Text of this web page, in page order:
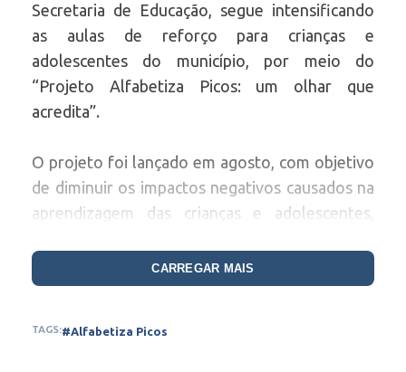
Secretaria de Educação, segue intensificando
as aulas de reforço para crianças e
adolescentes do município, por meio do
“Projeto Alfabetiza Picos: um olhar que
acredita”.
O projeto foi lançado em agosto, com objetivo
de diminuir os impactos negativos causados na
aprendizagem das crianças e adolescentes,
que os estudantes assistiam as aulas de forma
remota, fator este que prejudicava uma parcela
equipamentos para acompanharem as aulas.
CARREGAR MAIS
TAGS:#Alfabetiza Picos